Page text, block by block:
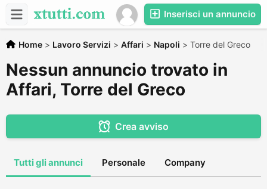
Inserisci un annuncio
Home > Lavoro Servizi > Affari > Napoli > Torre del Greco
Nessun annuncio trovato in
Affari, Torre del Greco
Crea avviso
Tutti gli annunci Personale Company